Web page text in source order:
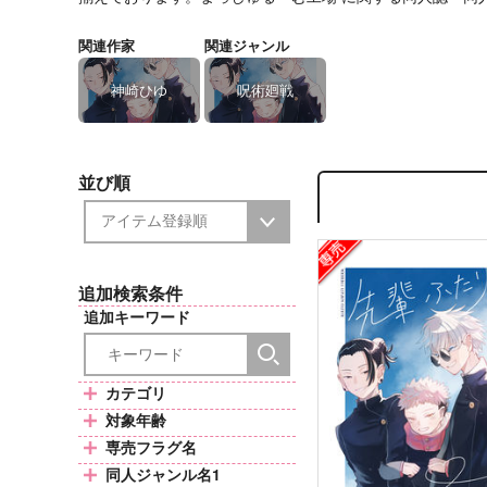
関連作家
神崎ひゆ
関連ジャンル
呪術廻戦
並び順
追加検索条件
追加キーワード
カテゴリ
対象年齢
専売フラグ名
同人ジャンル名1